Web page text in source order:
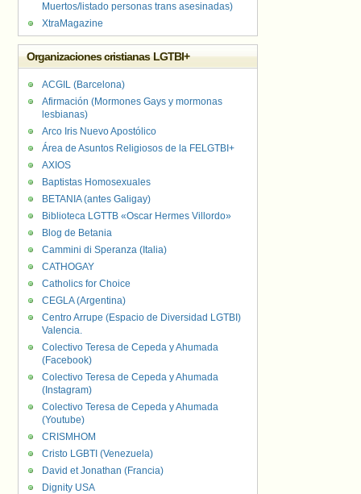
Muertos/listado personas trans asesinadas)
XtraMagazine
Organizaciones cristianas LGTBI+
ACGIL (Barcelona)
Afirmación (Mormones Gays y mormonas
lesbianas)
Arco Iris Nuevo Apostólico
Área de Asuntos Religiosos de la FELGTBI+
AXIOS
Baptistas Homosexuales
BETANIA (antes Galigay)
Biblioteca LGTTB «Oscar Hermes Villordo»
Blog de Betania
Cammini di Speranza (Italia)
CATHOGAY
Catholics for Choice
CEGLA (Argentina)
Centro Arrupe (Espacio de Diversidad LGTBI)
Valencia.
Colectivo Teresa de Cepeda y Ahumada
(Facebook)
Colectivo Teresa de Cepeda y Ahumada
(Instagram)
Colectivo Teresa de Cepeda y Ahumada
(Youtube)
CRISMHOM
Cristo LGBTI (Venezuela)
David et Jonathan (Francia)
Dignity USA